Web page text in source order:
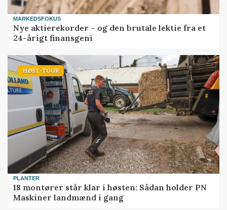
MARKEDSFOKUS
Nye aktierekorder – og den brutale lektie fra et
24-årigt finansgeni
HØST-TOUR
PLANTER
18 montører står klar i høsten: Sådan holder PN
Maskiner landmænd i gang